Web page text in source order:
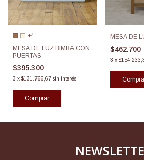
+4
MESA DE LUZ BIMBA CON
PUERTAS
$395.300
3 x $131.766,67 sin interés
Comprar
MESA DE
$462.700
3 x